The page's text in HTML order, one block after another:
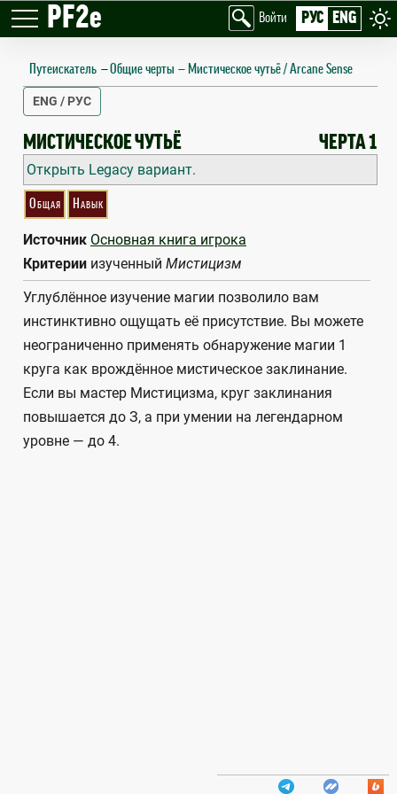
PF2e Войти РУС ENG
Путеискатель —Общие черты Мистическое чутьё / Arcane Sense
ENG / РУС
МИСТИЧЕСКОЕ ЧУТЬЁ
ARCANE SENSE ЧЕРТА 1
Открыть Legacy вариант.
Общая Навык
Источник Основная книга игрока
Критерии изученный Мистицизм
Углублённое изучение магии позволило вам
инстинктивно ощущать её присутствие. Вы можете
неограниченно применять обнаружение магии 1
круга как врождённое мистическое заклинание.
Если вы мастер Мистицизма, круг заклинания
повышается до З, а при умении на легендарном
уровне — до 4.